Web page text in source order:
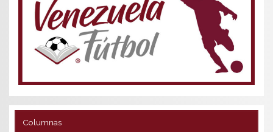
Columnas